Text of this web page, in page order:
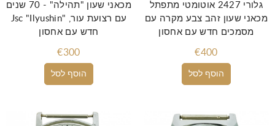
הוסף לסל
מכאני שעון "תהילה" - 70 שנים
Jsc "Ilyushin" עם רצועת עור,
חדש עם אחסון
€300
הוסף לסל
גלורי 2427 אוטומטי מתפתל
מכאני שעון זהב צבע מקרה עם
מסמכים חדש עם אחסון
€400